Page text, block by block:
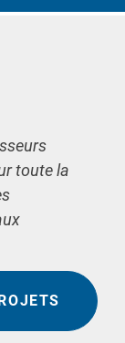
toute la